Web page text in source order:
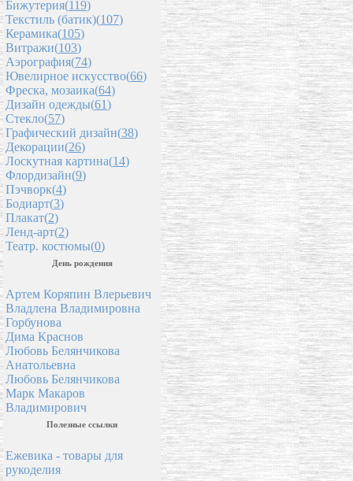
Бижутерия(119)
Текстиль (батик)(107)
Керамика(105)
Витражи(103)
Аэрография(74)
Ювелирное искусство(66)
Фреска, мозаика(64)
Дизайн одежды(61)
Стекло(57)
Графический дизайн(38)
Декорации(26)
Лоскутная картина(14)
Флордизайн(9)
Пэчворк(4)
Бодиарт(3)
Плакат(2)
Ленд-арт(2)
Театр. костюмы(0)
День рождения
Артем Коряпин Влерьевич
Владлена Владимировна
Горбунова
Дима Краснов
Любовь Белянчикова
Анатольевна
Любовь Белянчикова
Марк Макаров
Владимирович
Полезные ссылки
Ежевика - товары для
рукоделия